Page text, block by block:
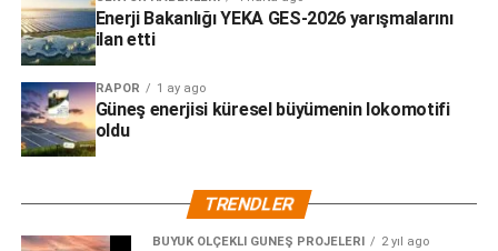
Enerji Bakanlığı YEKA GES-2026 yarışmalarını
ilan etti
RAPOR 1 ay ago
Güneş enerjisi küresel büyümenin lokomotifi
oldu
TRENDLER
BÜYÜK ÖLÇEKLI GÜNEŞ PROJELERI 2 yıl ago